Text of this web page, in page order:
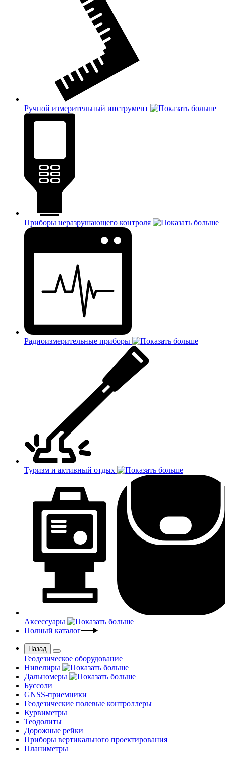
Ручной измерительный инструмент
Приборы неразрушающего контроля
Радиоизмерительные приборы
Туризм и активный отдых
Аксессуары
Полный каталог
Назад
Геодезическое оборудование
Нивелиры
Дальномеры
Буссоли
GNSS-приемники
Геодезические полевые контроллеры
Курвиметры
Теодолиты
Дорожные рейки
Приборы вертикального проектирования
Планиметры